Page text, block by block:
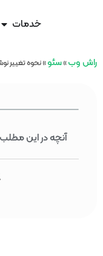
خدمات
راش وب»سئو»نحوه تغییر
آنچه در این